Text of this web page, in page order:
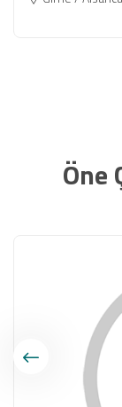
Öne